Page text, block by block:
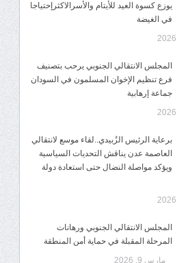
يوزع كسوة العيد للأيتام والأسرالاكثرإحتياجا
في الغيضة
المجلس الانتقالي الجنوبي يرحب بتصنيف
فرع تنظيم الإخوان المسلمون في السودان
جماعة إرهابية
برعاية الرئيس الزُبيدي..لقاء موسع لانتقالي
العاصمة عدن يناقش التحديات السياسية
ويؤكد مواصلة النضال حتى استعادة دولة
المجلس الانتقالي الجنوبي ورهانات
المرحلة المقبلة في حماية أمن المنطقة
مارس 9, 2026